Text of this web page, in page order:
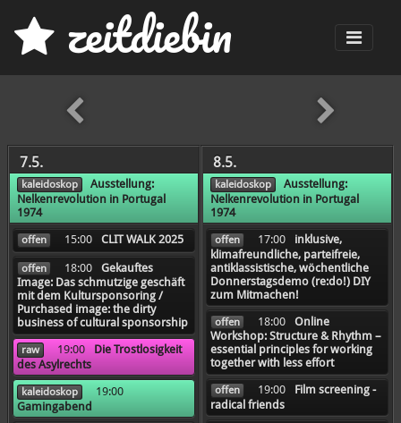
zeitdiebin
früher
7.5.
kaleidoskop
Ausstellung:
Nelkenrevolution in Portugal
1974
offen 15:00 CLIT WALK 2025
offen 18:00
Gekauftes
Image: Das schmutzige geschäft
mit dem Kultursponsoring /
Purchased image: the dirty
business of cultural sponsorship
raw 19:00
Die Trostlosigkeit
des Asylrechts
kaleidoskop
19:00
Gamingabend
8.5.
kaleidoskop
Ausstellung:
Nelkenrevolution in Portugal
1974
offen 17:00
inklusive,
klimafreundliche, parteifreie,
antiklassistische, wöchentliche
Donnerstagsdemo (re:do!) DIY
zum Mitmachen!
offen 18:00
Online
Workshop: Structure & Rhythm –
essential principles for working
together with less effort
offen 19:00
Film screening -
radical friends